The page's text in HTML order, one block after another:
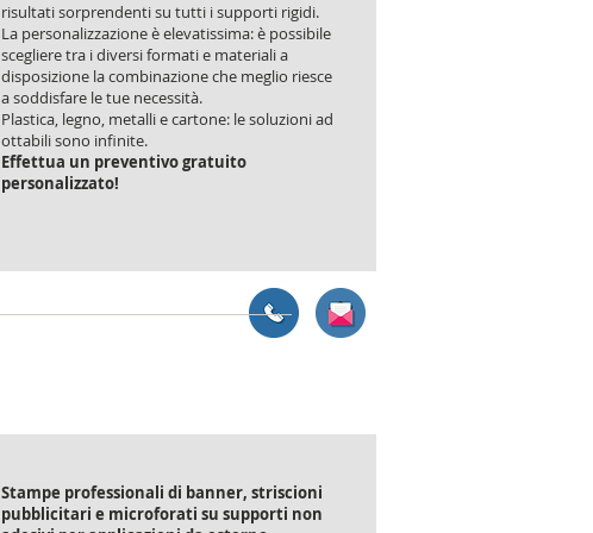
risultati sorprendenti su tutti i supporti rigidi.
La personalizzazione è elevatissima: è possibile
scegliere tra i diversi formati e materiali a
disposizione la combinazione che meglio riesce
a soddisfare le tue necessità.
Plastica, legno, metalli e cartone: le soluzioni ad
ottabili sono infinite.
Effettua un preventivo gratuito
personalizzato!
Stampe professionali di banner, striscioni
pubblicitari e microforati su supporti non